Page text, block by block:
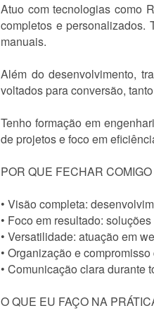
Atuo com tecnologias como
completos e personalizados.
manuais.
Além do desenvolvimento,
voltados para conversão,
Tenho formação em
de projetos e foco em
POR QUE FECHAR COMIGO
• Visão completa:
• Foco em resultado:
• Versatilidade: atuação em
• Organização e
• Comunicação clara durante
O QUE EU FAÇO NA